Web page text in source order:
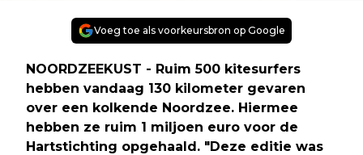
Voeg toe als voorkeursbron op Google
NOORDZEEKUST - Ruim 500 kitesurfers
hebben vandaag 130 kilometer gevaren
over een kolkende Noordzee. Hiermee
hebben ze ruim 1 miljoen euro voor de
Hartstichting opgehaald. "Deze editie was